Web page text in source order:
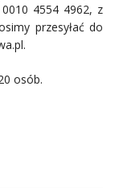
4554 4962, z
przesyłać do
osób.